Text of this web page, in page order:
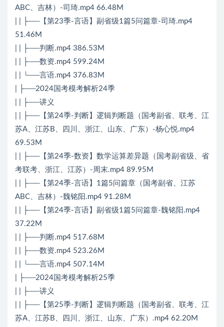
ABC、吉林）-司琦.mp4 66.48M
| | ├──【第23季-言语】副省级1篇5问篇章-司琦.mp4
51.46M
| | ├──判断.mp4 386.53M
| | ├──数资.mp4 599.24M
| | └──言语.mp4 376.83M
| ├──2024国考模考解析24季
| | ├──讲义
| | ├──【第24季-判断】逻辑判断题（国考副省、联考、江
苏A、江苏B、四川、浙江、山东、广东）-杨心悦.mp4
69.53M
| | ├──【第24季-数资】数学运算差异题（国考副省级、省
考联考、浙江、江苏）-周末.mp4 89.95M
| | ├──【第24季-言语】1篇5问篇章（国考副省、江苏
ABC、吉林）-魏铭阳.mp4 91.28M
| | ├──【第24季-言语】副省级1篇5问篇章-魏铭阳.mp4
37.22M
| | ├──判断.mp4 517.68M
| | ├──数资.mp4 523.26M
| | └──言语.mp4 507.14M
| ├──2024国考模考解析25季
| | ├──讲义
| | ├──【第25季-判断】逻辑判断题（国考副省、联考、江
苏A、江苏B、四川、浙江、山东、广东）.mp4 62.20M